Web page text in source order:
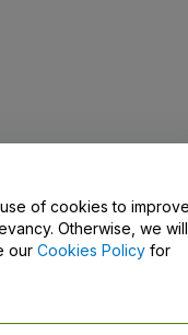
of cookies to
Otherwise, we will
our Cookies Policy for